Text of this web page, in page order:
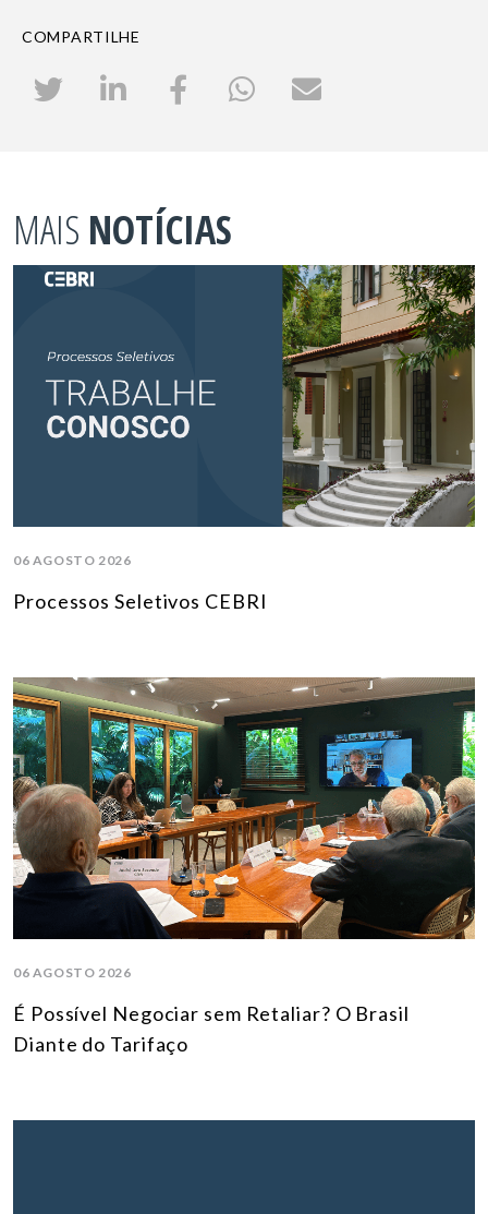
COMPARTILHE
MAIS NOTÍCIAS
06 AGOSTO 2026
Processos Seletivos CEBRI
06 AGOSTO 2026
É Possível Negociar sem Retaliar? O Brasil
Diante do Tarifaço